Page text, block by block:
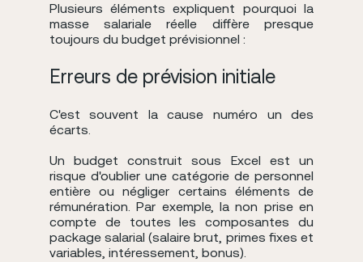
Plusieurs éléments expliquent pourquoi la
masse salariale réelle diffère presque
toujours du budget prévisionnel :
Erreurs de prévision initiale
C'est souvent la cause numéro un des
écarts.
Un budget construit sous Excel est un
risque d'oublier une catégorie de personnel
entière ou négliger certains éléments de
rémunération. Par exemple, la non prise en
compte de toutes les composantes du
package salarial (salaire brut, primes fixes et
variables, intéressement, bonus).